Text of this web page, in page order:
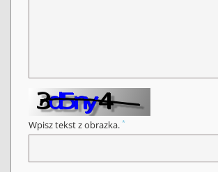
Wpisz tekst z obrazka. *